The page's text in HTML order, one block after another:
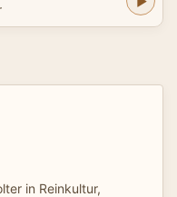
in Reinkultur,